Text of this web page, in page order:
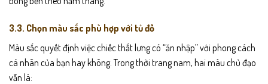
3.3. Chọn màu sắc phù hợp với tủ đồ
Màu sắc quyết định việc chiếc thắt lưng có “ăn nhập” với phong cách
cá nhân của bạn hay không. Trong thời trang nam, hai màu chủ đạo
vẫn là: